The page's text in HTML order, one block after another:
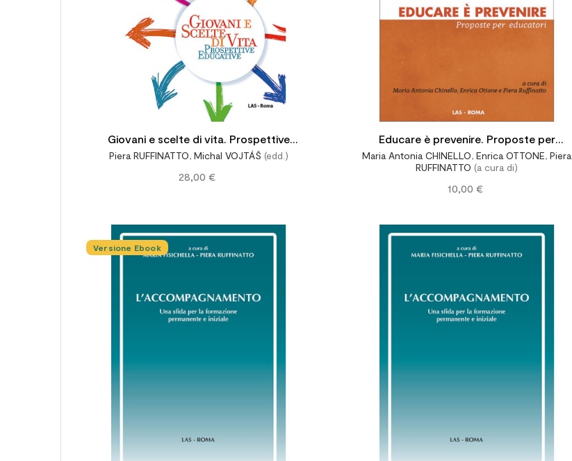
Giovani e scelte di vita. Prospettive
educative
Piera RUFFINATTO, Michal VOJTÁŠ (edd.)
28,00 €
Educare è prevenire. Proposte per
educatori
Maria Antonia CHINELLO,Enrica OTTONE,Piera
RUFFINATTO (a cura di)
10,00 €
Versione Ebook